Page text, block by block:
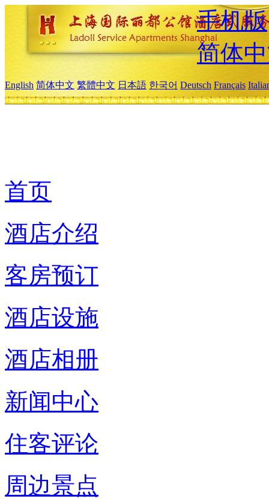
手机版
简体
English 简体中文 繁體中文 日本語 한국어 Deutsch Français
首页
酒店介绍
客房预订
酒店设施
酒店相册
新闻中心
住客评论
周边景点